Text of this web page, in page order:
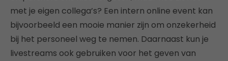
met je eigen collega’s? Een intern online event kan
bijvoorbeeld een mooie manier zijn om onzekerheid
bij het personeel weg te nemen. Daarnaast kun je
livestreams ook gebruiken voor het geven van